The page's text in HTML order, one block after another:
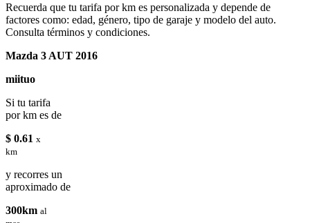
Recuerda que tu tarifa por km es personalizada y depende de
factores como: edad, género, tipo de garaje y modelo del auto.
Consulta términos y condiciones.
Mazda 3 AUT 2016
miituo
Si tu tarifa
por km es de
$ 0.61 x
km
y recorres un
aproximado de
300km al